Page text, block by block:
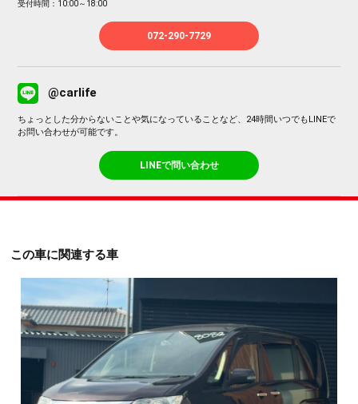
受付時間：10:00～18:00
072-290-7729
@carlife
ちょっとした分からないことや気になっていることなど、24時間いつでもLINEで
お問い合わせが可能です。
LINEで問い合わせ
この車に関連する車